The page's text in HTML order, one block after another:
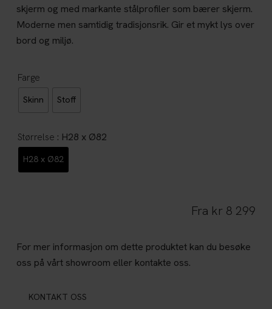
Fra kr 8 299
skjerm og med markante stålprofiler som bærer skjerm.
Moderne men samtidig tradisjonsrik. Gir et mykt lys over
bord og miljø.
Farge
Skinn Stoff
Størrelse : H28 x Ø82
H28 x Ø82
For mer informasjon om dette produktet kan du besøke
oss på vårt showroom eller kontakte oss.
KONTAKT OSS